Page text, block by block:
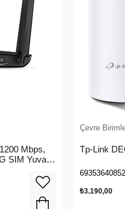
Mbps,
SIM Yuvası,
Çevre
Tp-Link
₺3.190,00